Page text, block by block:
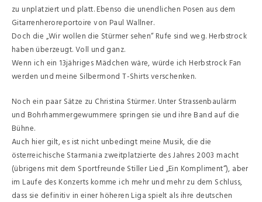
zu unplatziert und platt. Ebenso die unendlichen Posen aus dem
Gitarrenheroreportoire von Paul Wallner.
Doch die „Wir wollen die Stürmer sehen“ Rufe sind weg. Herbstrock
haben überzeugt. Voll und ganz.
Wenn ich ein 13jähriges Mädchen wäre, würde ich Herbstrock Fan
werden und meine Silbermond T-Shirts verschenken.
Noch ein paar Sätze zu Christina Stürmer. Unter Strassenbaulärm
und Bohrhammergewummere springen sie und ihre Band auf die
Bühne.
Auch hier gilt, es ist nicht unbedingt meine Musik, die die
österreichische Starmania zweitplatzierte des Jahres 2003 macht
(übrigens mit dem Sportfreunde Stiller Lied „Ein Kompliment“), aber
im Laufe des Konzerts komme ich mehr und mehr zu dem Schluss,
dass sie definitiv in einer höheren Liga spielt als ihre deutschen